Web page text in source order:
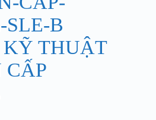
KỸ THUẬT